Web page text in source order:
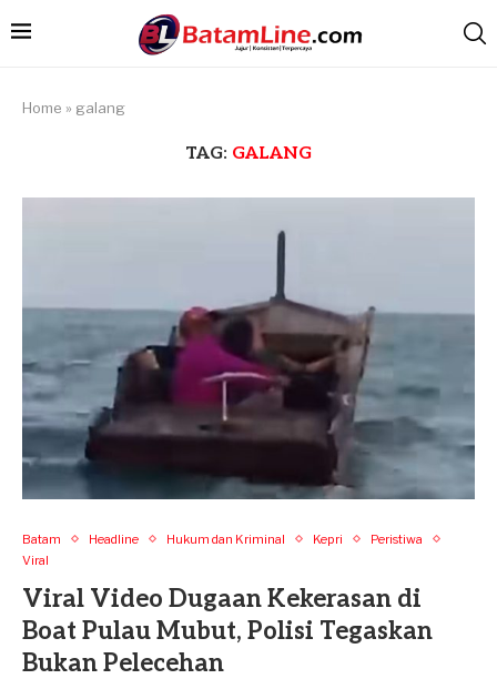
Home » galang
TAG: GALANG
Batam Headline Hukum dan Kriminal Kepri
Peristiwa
Viral
Viral Video Dugaan Kekerasan di
Boat Pulau Mubut, Polisi Tegaskan
Bukan Pelecehan